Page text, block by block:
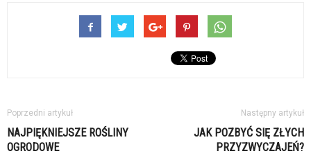
Poprzedni artykuł
NAJPIĘKNIEJSZE ROŚLINY
OGRODOWE
Następny artykuł
JAK POZBYĆ SIĘ ZŁYCH
PRZYZWYCZAJEŃ?